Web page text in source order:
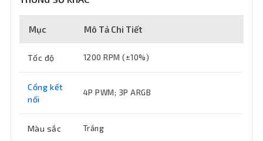
Mục Mô Tả Chi Tiết
Tốc độ 1200 RPM (±10%)
Cổng kết
nối
4P PWM; 3P ARGB
Màu sắc Trắng